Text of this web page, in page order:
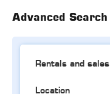
Advanced Search
Rentals and sales
Location